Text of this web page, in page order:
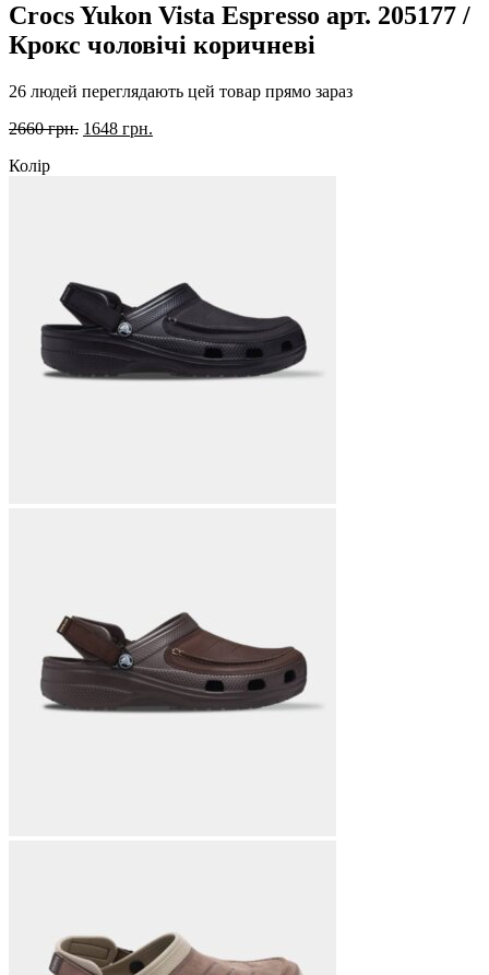
Crocs Yukon Vista Espresso арт. 205177 /
Крокс чоловічі коричневі
26 людей переглядають цей товар прямо зараз
2660грн. Оригінальна
1648 грн.
Колір